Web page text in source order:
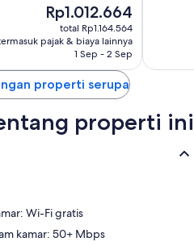
Harga
sekarang
Rp1.012.664
Rp1.012.664
total Rp1.164.564
pajak & biaya lainnya
1 Sep - 2 Sep
properti serupa
properti ini
Wi-Fi gratis
kamar: 50+ Mbps